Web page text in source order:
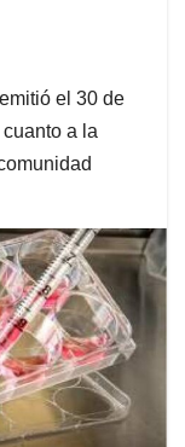
el 30 de
a la